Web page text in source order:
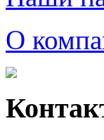
О